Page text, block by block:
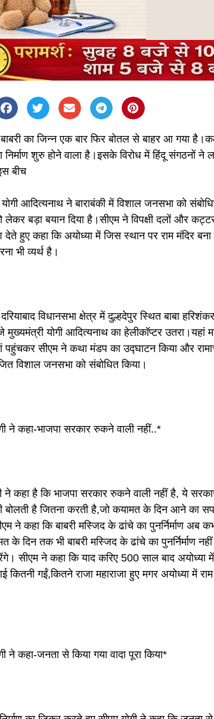
का जिन्न एक बार फिर बोतल से बाहर आ गया
निर्माण शुरु होने वाला है।इसके विरोध में हिंदू संगठनों
बीच
आदित्यनाथ ने बाराबंकी में विशाल जनसभा को
लेकर बड़ा बयान दिया है।सीएम ने विपक्षी दलों और
हुए कहा कि अयोध्या में जिस स्थान पर राम मंदिर
भी व्यर्थ है।
विधानसभा क्षेत्र में दुल्हदेपुर स्थित बाबा
मुख्यमंत्री योगी आदित्यनाथ का हेलीकॉप्टर उतरा।यहां
पहुंचकर सीएम ने कथा मंडप का उद्घाटन किया और
विशाल जनसभा को संबोधित किया।
ने कहा-भाजपा सरकार रुकने वाली नहीं..*
ने कहा है कि भाजपा सरकार रुकने वाली नहीं है, ये
बोलती है जितना करती है,जो कयामत के दिन आने का
ने कहा कि बाबरी मस्जिद के ढांचे का पुनर्निर्माण अब
के दिन तक भी बाबरी मस्जिद के ढांचे का पुनर्निर्माण
सीएम ने कहा कि याद करिए 500 साल बाद अयोध्या में
कितनी गईं,कितने राजा महाराजा हुए मगर अयोध्या में
ने कहा-जनता से किया गया वादा पूरा किया*